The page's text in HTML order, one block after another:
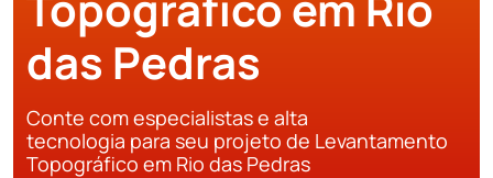
das Pedras
Conte com especialistas e alta
tecnologia para seu projeto de Levantamento
Topográfico em Rio das Pedras